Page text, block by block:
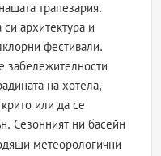
трапезария.
си архитектура и
фестивали.
забележителности
на хотела,
или да се
Сезонният ни басейн
метеорологични